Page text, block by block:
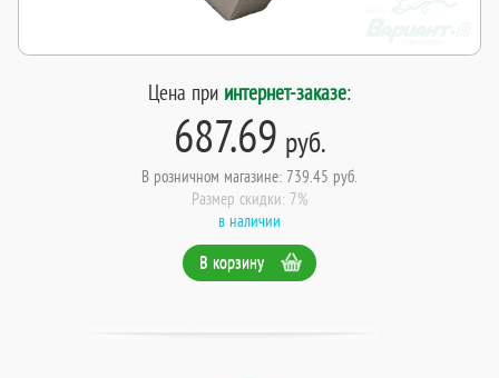
Цена при интернет-заказе:
687.69 руб.
В розничном магазине: 739.45 руб.
Размер скидки: 7%
в наличии
В корзину